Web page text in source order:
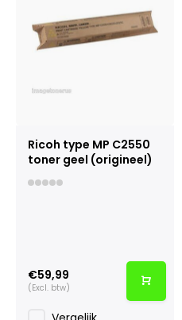
Ricoh type MP C2550
toner geel (origineel)
€59,99
(Excl. btw)